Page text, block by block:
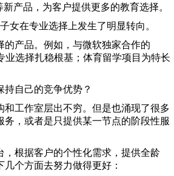
产品，为客户提供更多的教育选择。
女在专业选择上发生了明显转向。
产品。例如，与微软独家合作的
业选择扎稳根基；体育留学项目为特长
自己的竞争优势？
工作室层出不穷。但是也涌现了很多
，或者是只提供某一节点的阶段性服
根据客户的个性化需求，提供全龄
个方面去努力做得更好：